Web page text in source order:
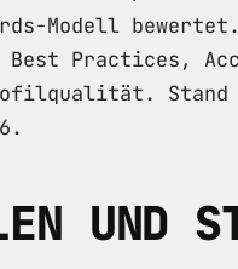
Modell bewertet.
Best Practices,
Stand
UND